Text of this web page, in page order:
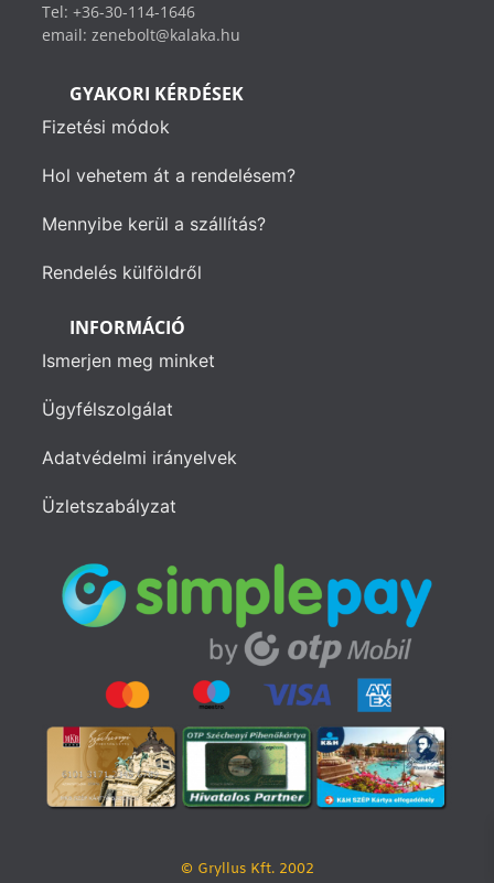
Tel: +36-30-114-1646
email: zenebolt@kalaka.hu
GYAKORI KÉRDÉSEK
Fizetési módok
Hol vehetem át a rendelésem?
Mennyibe kerül a szállítás?
Rendelés külföldről
INFORMÁCIÓ
Ismerjen meg minket
Ügyfélszolgálat
Adatvédelmi irányelvek
Üzletszabályzat
© Gryllus Kft. 2002